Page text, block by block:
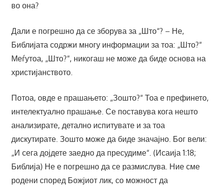
во она?
Дали е погрешно да се зборува за „Што“? – Не,
Библијата содржи многу информации за тоа: „Што?“
Меѓутоа, „Што?“, никогаш не може да биде основа на
христијанството.
Потоа, овде е прашањето: „Зошто?“ Тоа е префинето,
интелектуално прашање. Се поставува кога нешто
анализирате, детално испитувате и за тоа
дискутирате. Зошто може да биде значајно. Бог вели:
„И сега дојдете заедно да пресудиме“. (Исаија 1:18;
Библија) Не е погрешно да се размислува. Ние сме
родени според Божјиот лик, со можност да